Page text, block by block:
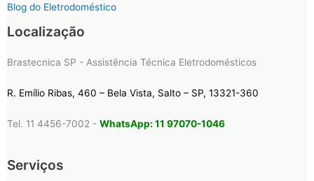
Blog do Eletrodoméstico
Localização
Brastecnica SP - Assistência Técnica Eletrodomésticos
R. Emílio Ribas, 460 – Bela Vista, Salto – SP, 13321-360
Tel. 11 4456-7002 - WhatsApp: 11 97070-1046
Serviços